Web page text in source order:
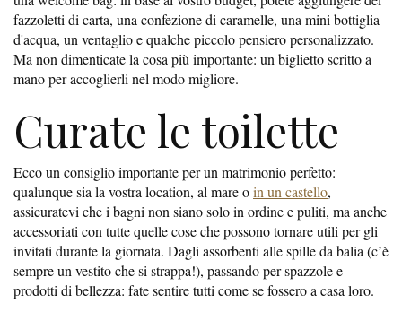
fazzoletti di carta, una confezione di caramelle, una mini bottiglia
d'acqua, un ventaglio e qualche piccolo pensiero personalizzato.
Ma non dimenticate la cosa più importante: un biglietto scritto a
mano per accoglierli nel modo migliore.
Curate le toilette
Ecco un consiglio importante per un matrimonio perfetto:
qualunque sia la vostra location, al mare oin un castello,
assicuratevi che i bagni non siano solo in ordine e puliti, ma anche
accessoriati con tutte quelle cose che possono tornare utili per gli
invitati durante la giornata. Dagli assorbenti alle spille da balia (c’è
sempre un vestito che si strappa!), passando per spazzole e
prodotti di bellezza: fate sentire tutti come se fossero a casa loro.